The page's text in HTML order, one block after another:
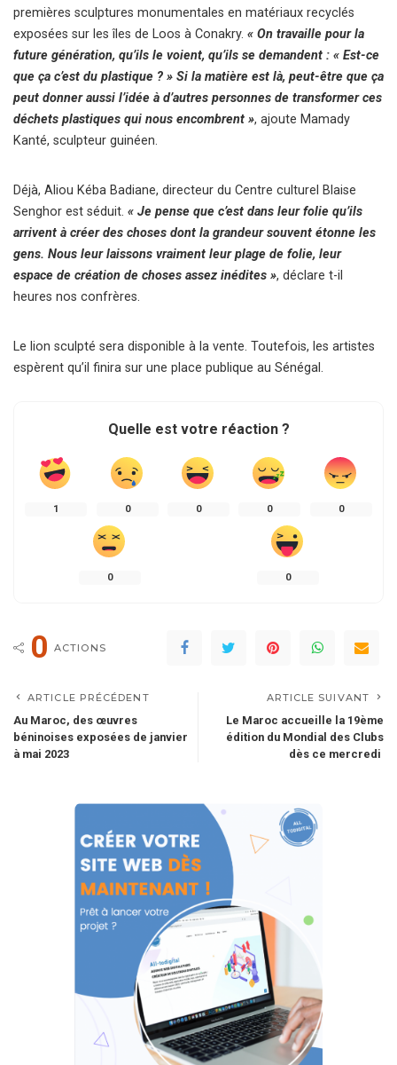
premières sculptures monumentales en matériaux recyclés
exposées sur les îles de Loos à Conakry. « On travaille pour la
future génération, qu’ils le voient, qu’ils se demandent : « Est-ce
que ça c’est du plastique ? » Si la matière est là, peut-être que ça
peut donner aussi l’idée à d’autres personnes de transformer ces
déchets plastiques qui nous encombrent », ajoute Mamady
Kanté, sculpteur guinéen.
Déjà, Aliou Kéba Badiane, directeur du Centre culturel Blaise
Senghor est séduit. « Je pense que c’est dans leur folie qu’ils
arrivent à créer des choses dont la grandeur souvent étonne les
gens. Nous leur laissons vraiment leur plage de folie, leur
espace de création de choses assez inédites », déclare t-il
heures nos confrères.
Le lion sculpté sera disponible à la vente. Toutefois, les artistes
espèrent qu’il finira sur une place publique au Sénégal.
Quelle est votre réaction ?
1 0 0 0 0
0 0
0 ACTIONS
ARTICLE PRÉCÉDENT
Au Maroc, des œuvres
béninoises exposées de janvier
à mai 2023
ARTICLE SUIVANT
Le Maroc accueille la 19ème
édition du Mondial des Clubs
dès ce mercredi